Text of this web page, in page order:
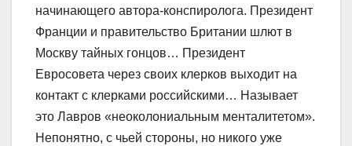
начинающего автора-конспиролога. Президент
Франции и правительство Британии шлют в
Москву тайных гонцов… Президент
Евросовета через своих клерков выходит на
контакт с клерками российскими… Называет
это Лавров «неоколониальным менталитетом».
Непонятно, с чьей стороны, но никого уже